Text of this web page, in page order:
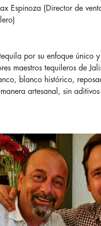
Espinoza (Director de
por su enfoque único
maestros tequileros de
blanco histórico,
artesanal, sin